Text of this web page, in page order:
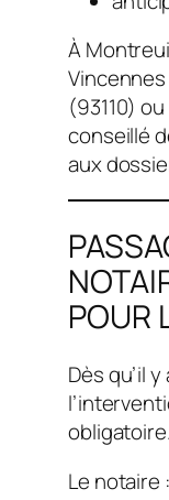
À
(93110)
conseillé
aux
POUR
Dès qu’il
obligatoire.
Le notaire :